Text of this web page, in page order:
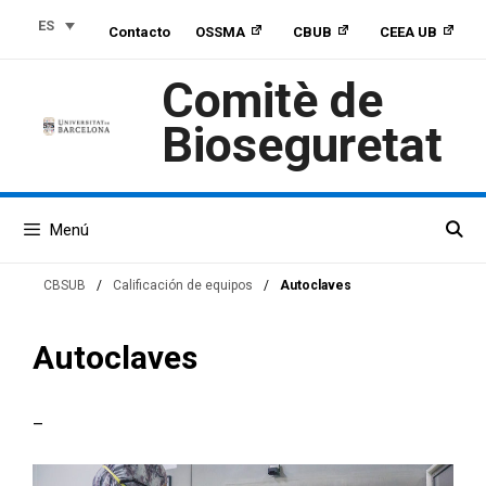
ES Contacto OSSMA CBUB CEEA UB
Comitè de
Bioseguretat
Menú
CBSUB / Calificación de equipos / Autoclaves
Autoclaves
–